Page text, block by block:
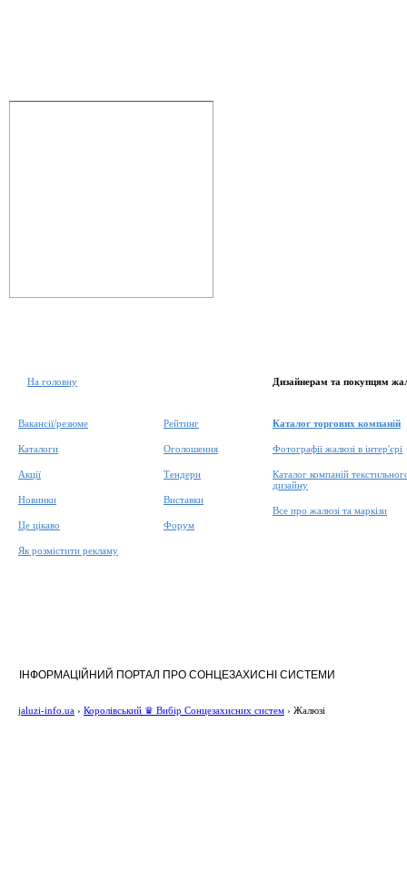
На головну
Вакансії/резюме
Каталоги
Акції
Новинки
Це цікаво
Як розмістити рекламу
Рейтинг
Оголошення
Тендери
Виставки
Форум
Дизайнерам та покупцям
Каталог торгових компаній
Фотографії жалюзі в інтер'єрі
Каталог компаній
дизайну
Все про жалюзі та маркізи
ІНФОРМАЦІЙНИЙ ПОРТАЛ ПРО СОНЦЕЗАХИСНІ СИСТЕМИ
jaluzi-info.ua › Королівський ♛ Вибір Сонцезахисних систем › Жалюзі